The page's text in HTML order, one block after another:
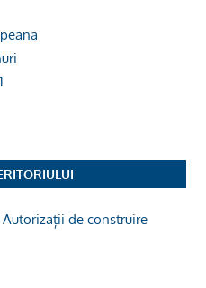
de construire